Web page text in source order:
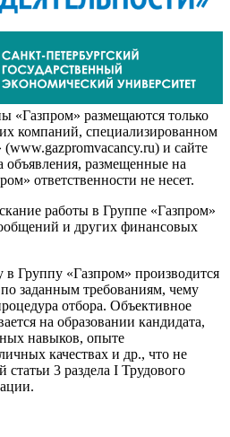
«Газпром» размещаются только
компаний, специализированном
и сайте
объявления, размещенные на
ответственности не несет.
работы в Группе «Газпром»
и других финансовых
в Группу «Газпром» производится
заданным требованиям, чему
отбора. Объективное
на образовании кандидата,
навыков, опыте
качествах и др., что не
статьи 3 раздела I Трудового